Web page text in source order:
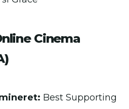
Cinema
Best Supporting